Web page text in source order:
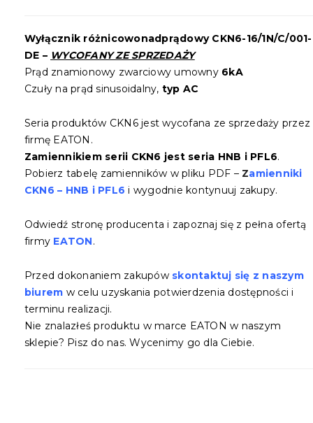
Wyłącznik różnicowonadprądowy CKN6-16/1N/C/001-
DE – WYCOFANY ZE SPRZEDAŻY
Prąd znamionowy zwarciowy umowny 6kA
Czuły na prąd sinusoidalny, typ AC
Seria produktów CKN6 jest wycofana ze sprzedaży przez
firmę EATON.
Zamiennikiem serii CKN6 jest seria HNB i PFL6.
Pobierz tabelę zamienników w pliku PDF – Zamienniki
CKN6 – HNB i PFL6 i wygodnie kontynuuj zakupy.
Odwiedź stronę producenta i zapoznaj się z pełna ofertą
firmy EATON.
Przed dokonaniem zakupów skontaktuj się z naszym
biurem w celu uzyskania potwierdzenia dostępności i
terminu realizacji.
Nie znalazłeś produktu w marce EATON w naszym
sklepie? Pisz do nas. Wycenimy go dla Ciebie.